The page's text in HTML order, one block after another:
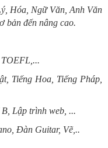
Hóa, Ngữ Văn, Anh Văn
bản đến nâng cao.
Tiếng Hoa, Tiếng Pháp,
Lập trình web, ...
Đàn Guitar, Vẽ,..